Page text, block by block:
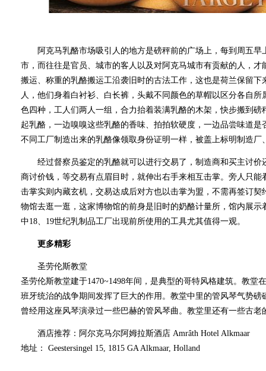
阿克马乳酪市场吸引人的地方是磅秤前的广场上，每到周五早
市，而往往是官员、城市的客人以及对阿克马城市有贡献的人，
搬运、称重的乳酪搬运工沿袭旧时的古法工作，这也是荷兰保留
人，他们身着白衬衫、白长裤，头戴不同颜色的草帽以区分各自
色四种，工人们两人一组，合力抬着装满乳酪的木架，快步搬到
起乳酪，一边嗅嗅这些乳酪的香味、拍拍软硬度，一边品尝味道
不同工厂制造出来的乳酪像领取身份证明一样，被盖上标明制造
经过督察员鉴定的乳酪就可以进行交易了，制造商和买主讨价
商讨价钱，等交易有点眉目时，就伸出右手来相互击掌。旁人只
击掌实则内藏玄机，交易达成后对方也以击掌为盟，不需再签订
物馆去逛一逛，这家博物馆的前身是旧时的奶酪计量所，馆内展
中18、19世纪乳制品工厂出现前所使用的工具尤其值得一观。
更多精彩
圣劳伦斯教堂
圣劳伦斯教堂建于1470~1498年间，是典型的哥特风格建筑。教堂
班牙统治的战争期间发挥了巨大的作用。教堂中里的管风琴气势
曾经用这座风琴演录过一些巴赫的管风琴曲。教堂里还有一些古
酒店推荐：阿尔克马尔阿姆拉斯酒店 Amrâth Hotel Alkmaar
地址： Geestersingel 15, 1815 GA Alkmaar, Holland